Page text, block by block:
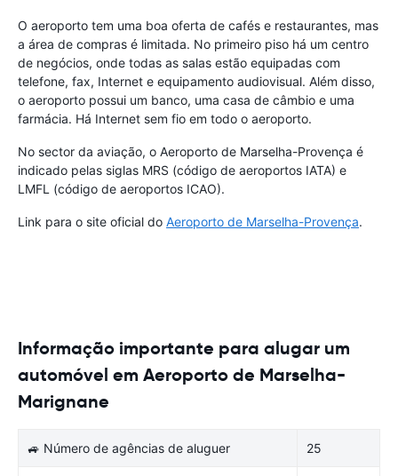
O aeroporto tem uma boa oferta de cafés e restaurantes, mas
a área de compras é limitada. No primeiro piso há um centro
de negócios, onde todas as salas estão equipadas com
telefone, fax, Internet e equipamento audiovisual. Além disso,
o aeroporto possui um banco, uma casa de câmbio e uma
farmácia. Há Internet sem fio em todo o aeroporto.
No sector da aviação, o Aeroporto de Marselha-Provença é
indicado pelas siglas MRS (código de aeroportos IATA) e
LMFL (código de aeroportos ICAO).
Link para o site oficial do Aeroporto de Marselha-Provença.
Informação importante para alugar um
automóvel em Aeroporto de Marselha-
Marignane
🚙 Número de agências de aluguer 25